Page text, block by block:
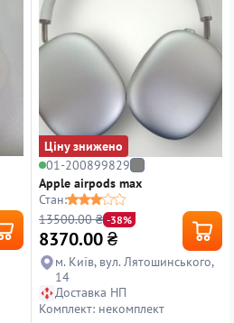
Ціну знижено
01-200899829
Apple airpods max
Стан:
13500.00 ₴ -38%
8370.00₴
м. Київ, вул. Лятошинського,
14
Доставка НП
Комплект: некомплект